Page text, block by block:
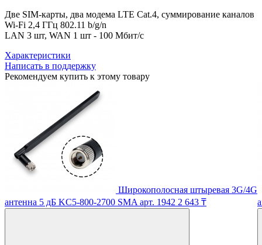
Две SIM-карты, два модема LTE Cat.4, суммирование каналов
Wi-Fi 2,4 ГГц 802.11 b/g/n
LAN 3 шт, WAN 1 шт - 100 Мбит/с
Характеристики
Написать в поддержку
Рекомендуем купить к этому товару
Широкополосная штыревая 3G/4G
антенна 5 дБ KC5-800-2700 SMA арт. 1942 2 643 ₸